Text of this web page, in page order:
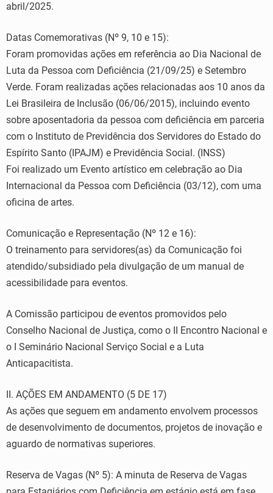
abril/2025.
Datas Comemorativas (Nº 9, 10 e 15):
Foram promovidas ações em referência ao Dia Nacional de
Luta da Pessoa com Deficiência (21/09/25) e Setembro
Verde. Foram realizadas ações relacionadas aos 10 anos da
Lei Brasileira de Inclusão (06/06/2015), incluindo evento
sobre aposentadoria da pessoa com deficiência em parceria
com o Instituto de Previdência dos Servidores do Estado do
Espírito Santo (IPAJM) e Previdência Social. (INSS)
Foi realizado um Evento artístico em celebração ao Dia
Internacional da Pessoa com Deficiência (03/12), com uma
oficina de artes.
Comunicação e Representação (Nº 12 e 16):
O treinamento para servidores(as) da Comunicação foi
atendido/subsidiado pela divulgação de um manual de
acessibilidade para eventos.
A Comissão participou de eventos promovidos pelo
Conselho Nacional de Justiça, como o II Encontro Nacional e
o I Seminário Nacional Serviço Social e a Luta
Anticapacitista.
II. AÇÕES EM ANDAMENTO (5 DE 17)
As ações que seguem em andamento envolvem processos
de desenvolvimento de documentos, projetos de inovação e
aguardo de normativas superiores.
Reserva de Vagas (Nº 5): A minuta de Reserva de Vagas